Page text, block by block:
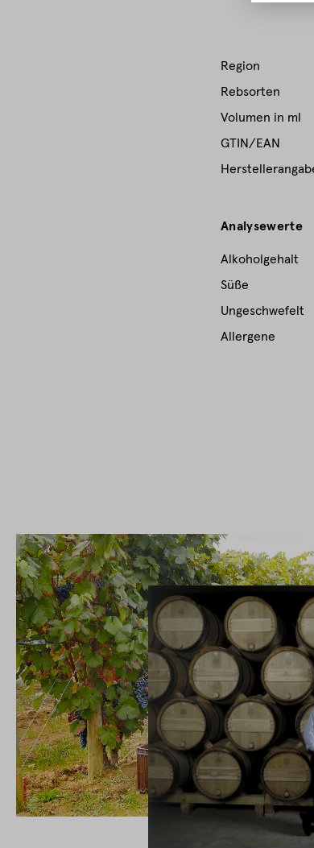
Region
Rebsorten
Volumen in ml
GTIN/EAN
Analysewerte
Alkoholgehalt
Süße
Ungeschwefelt
Allergene